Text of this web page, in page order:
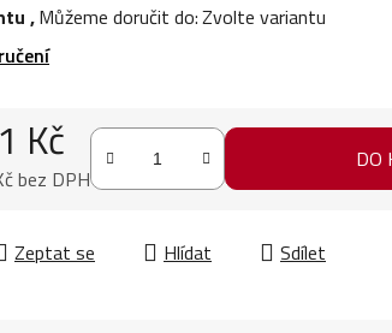
,Můžeme doručit do:Zvolte variantu
Kč
bez DPH
DO
Zeptat se Hlídat Sdílet